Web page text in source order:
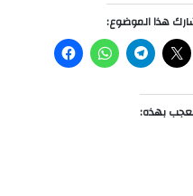
هذا الموضوع:
بهذه: